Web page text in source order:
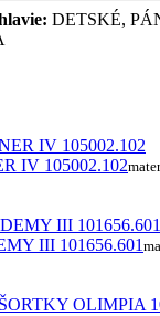
DETSKÉ,
IV 105002.102
III 101656.601